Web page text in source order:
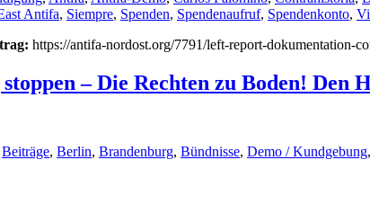
Antifa, Siempre, Spenden, Spendenaufruf, Spendenkonto,
https://antifa-nordost.org/7791/left-report-dokumentation-
– Die Rechten zu Boden! Den
Beiträge, Berlin, Brandenburg, Bündnisse, Demo / Kundgebung,